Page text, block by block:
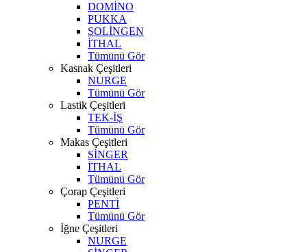
DOMİNO
PUKKA
SOLİNGEN
İTHAL
Tümünü Gör
Kasnak Çeşitleri
NURGE
Tümünü Gör
Lastik Çeşitleri
TEK-İŞ
Tümünü Gör
Makas Çeşitleri
SİNGER
İTHAL
Tümünü Gör
Çorap Çeşitleri
PENTİ
Tümünü Gör
İğne Çeşitleri
NURGE